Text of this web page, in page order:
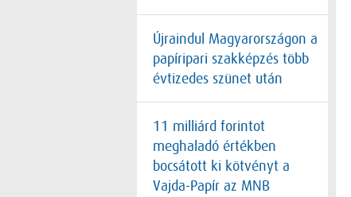
Újraindul Magyarországon a
papíripari szakképzés több
évtizedes szünet után
11 milliárd forintot
meghaladó értékben
bocsátott ki kötvényt a
Vajda-Papír az MNB